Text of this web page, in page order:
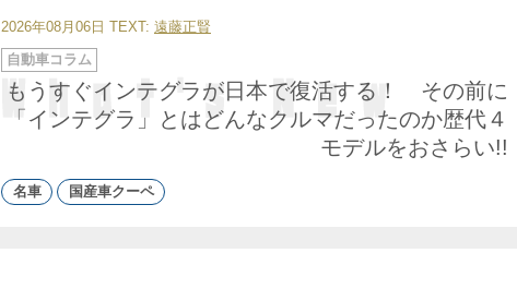
2026年08月06日 TEXT: 遠藤正賢
もうすぐインテグラが日本で復活する！ その前に
「インテグラ」とはどんなクルマだったのか歴代４
モデルをおさらい!!
カ
テ
ゴ
リ
ー
自動車コラム
名車 国産車クーペ